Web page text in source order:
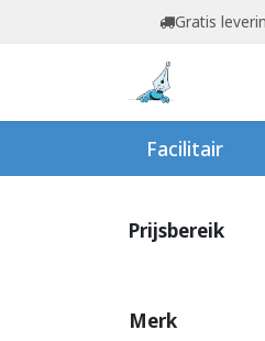
Overslaan naar inhoudGratis
Facilitair
Prijsbereik
Merk